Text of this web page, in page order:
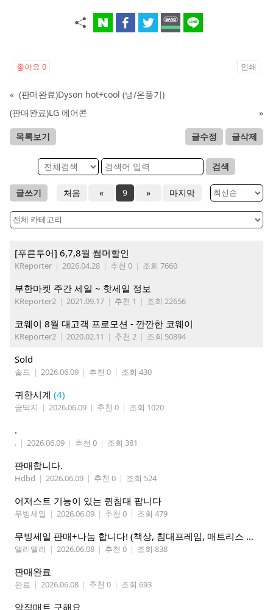
좋아요 0 인쇄
« (판매완료)Dyson hot+cool (냉/온풍기)
(판매완료)LG 에어콘
»
목록보기 글수정 글삭제
검색
글쓰기 처음 « 9 » 마지막
[푸른투어] 6,7,8월 썸머할인
KReporter | 2026.04.28 | 추천 0 | 조회 7660
부한마켓 주간 세일 ~ 핫세일 정보
KReporter2 | 2021.09.17 | 추천 1 | 조회 22656
코웨이 8월 대고객 프로모션 - 깐깐한 코웨이
KReporter2 | 2020.02.11 | 추천 2 | 조회 50894
Sold
솔드 | 2026.06.09 | 추천 0 | 조회 430
귀한시계 (4)
금딱지 | 2026.06.09 | 추천 0 | 조회 1020
.
. | 2026.06.09 | 추천 0 | 조회 381
판매합니다.
Hdbd | 2026.06.09 | 추천 0 | 조회 524
어저스트 기능이 있는 퀸침대 팝니다
무빙세일 | 2026.06.09 | 추천 0 | 조회 479
무빙세일 판매+나눔 합니다! (책상, 침대프레임, 매트리스 등 포함)
앨리앨리 | 2026.06.08 | 추천 0 | 조회 838
판매완료
완료 | 2026.06.08 | 추천 0 | 조회 693
알집매트 구해요